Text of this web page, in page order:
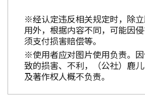
※经认定违反相关规定时，除
用外，根据内容不同，可能因
须支付损害赔偿等。
※使用者应对图片使用负责。
致的损害、不利，（公社）鹿
及著作权人概不负责。